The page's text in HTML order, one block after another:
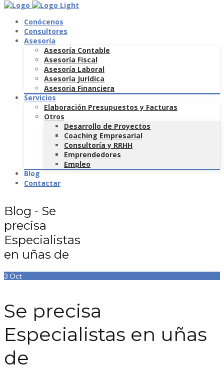
Conócenos
Consultores
Asesoría
Asesoría Contable
Asesoría Fiscal
Asesoría Laboral
Asesoría Jurídica
Asesoria Financiera
Servicios
Elaboración Presupuestos y Facturas
Otros
Desarrollo de Proyectos
Coaching Empresarial
Consultoría y RRHH
Emprendedores
Empleo
Blog
Contactar
Blog - Se
precisa
Especialistas
en uñas de
3 Oct
Se precisa
Especialistas en uñas
de